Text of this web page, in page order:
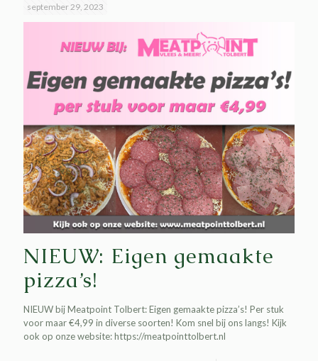
september 29, 2023
NIEUW: Eigen gemaakte
pizza’s!
NIEUW bij Meatpoint Tolbert: Eigen gemaakte pizza’s! Per stuk
voor maar €4,99 in diverse soorten! Kom snel bij ons langs! Kijk
ook op onze website: https://meatpointtolbert.nl